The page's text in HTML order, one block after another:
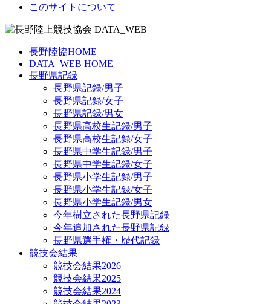
このサイトについて
長野陸協HOME
DATA_WEB HOME
長野県記録
長野県記録/男子
長野県記録/女子
長野県記録/男女
長野県高校生記録/男子
長野県高校生記録/女子
長野県中学生記録/男子
長野県中学生記録/女子
長野県小学生記録/男子
長野県小学生記録/女子
長野県小学生記録/男女
今年樹立された長野県記録
今年追加された長野県記録
長野県選手権・歴代記録
競技会結果
競技会結果2026
競技会結果2025
競技会結果2024